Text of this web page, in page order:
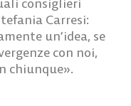
Carresi:
un’idea, se
con noi,
chiunque».